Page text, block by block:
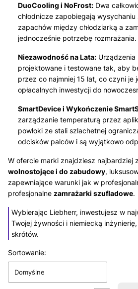
DuoCooling i NoFrost: Dwa
chłodnicze zapobiegają
zapachów między chłodziarką a
jednocześnie potrzebę rozmrażania.
Niezawodność na Lata: Urządzenia
projektowane i testowane tak, aby
przez co najmniej 15 lat, co czyni je
opłacalnych inwestycji do
SmartDevice i Wykończenie
zarządzanie temperaturą przez
powłoki ze stali szlachetnej
odcisków palców i są wyjątkowo
W ofercie marki znajdziesz najbardziej
wolnostojące i do zabudowy,
zapewniające warunki jak w
profesjonalne zamrażarki szufladowe.
Wybierając Liebherr, inwestujesz w
Twojej żywności i niemiecką
skrótów.
Lista produktów
Sortowanie:
Domyślne